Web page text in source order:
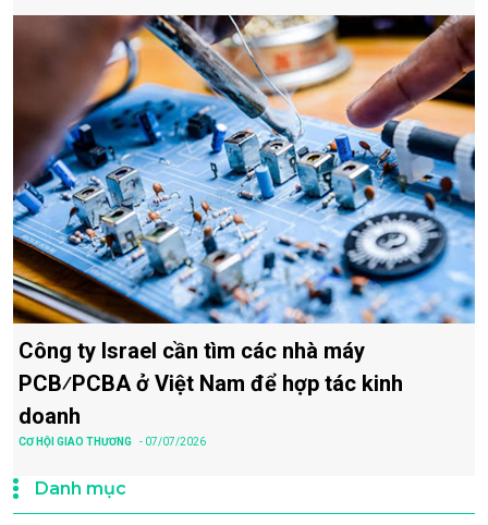
Công ty Israel cần tìm các nhà máy
PCB⁄PCBA ở Việt Nam để hợp tác kinh
doanh
CƠ HỘI GIAO THƯƠNG - 07/07/2026
Danh mục